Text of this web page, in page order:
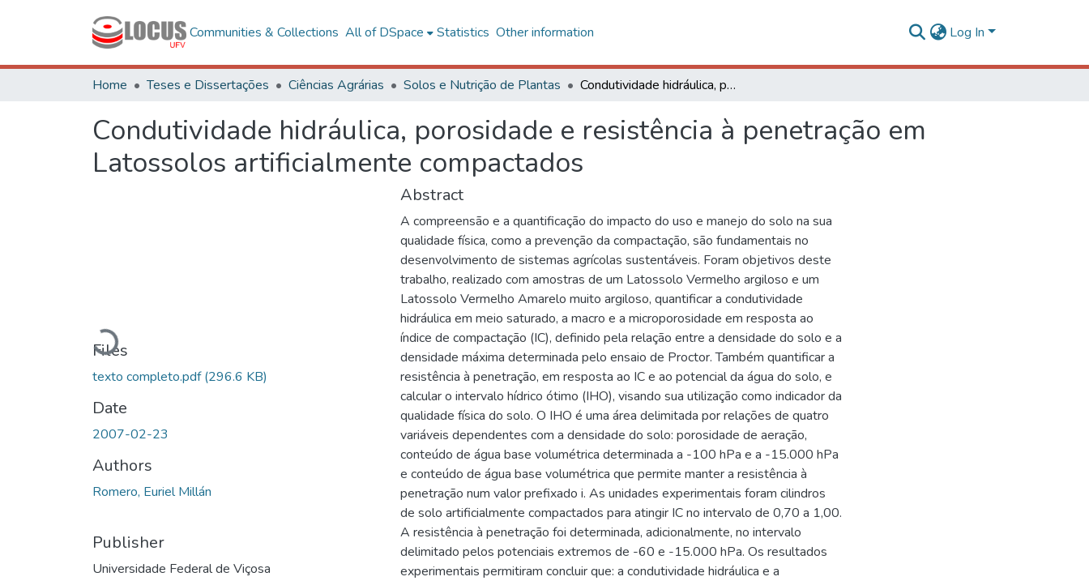
Communities & Collections All of DSpace Statistics Other information Log In
Home Teses e Dissertações Ciências Agrárias Solos e Nutrição de Plantas Condutividade hidráulica, porosidade e resistência à penetração em Latossolos artificialmente compactados
Condutividade hidráulica, porosidade e resistência à penetração em
Latossolos artificialmente compactados
Loading...
Files
texto completo.pdf(296.6 KB)
Date
2007-02-23
Authors
Romero, Euriel Millán
Publisher
Universidade Federal de Viçosa
Abstract
A compreensão e a quantificação do impacto do uso e manejo do solo na sua
qualidade física, como a prevenção da compactação, são fundamentais no
desenvolvimento de sistemas agrícolas sustentáveis. Foram objetivos deste
trabalho, realizado com amostras de um Latossolo Vermelho argiloso e um
Latossolo Vermelho Amarelo muito argiloso, quantificar a condutividade
hidráulica em meio saturado, a macro e a microporosidade em resposta ao
índice de compactação (IC), definido pela relação entre a densidade do solo e a
densidade máxima determinada pelo ensaio de Proctor. Também quantificar a
resistência à penetração, em resposta ao IC e ao potencial da água do solo, e
calcular o intervalo hídrico ótimo (IHO), visando sua utilização como indicador da
qualidade física do solo. O IHO é uma área delimitada por relações de quatro
variáveis dependentes com a densidade do solo: porosidade de aeração,
conteúdo de água base volumétrica determinada a -100 hPa e a -15.000 hPa
e conteúdo de água base volumétrica que permite manter a resistência à
penetração num valor prefixado i. As unidades experimentais foram cilindros
de solo artificialmente compactados para atingir IC no intervalo de 0,70 a 1,00.
A resistência à penetração foi determinada, adicionalmente, no intervalo
delimitado pelos potenciais extremos de -60 e -15.000 hPa. Os resultados
experimentais permitiram concluir que: a condutividade hidráulica e a